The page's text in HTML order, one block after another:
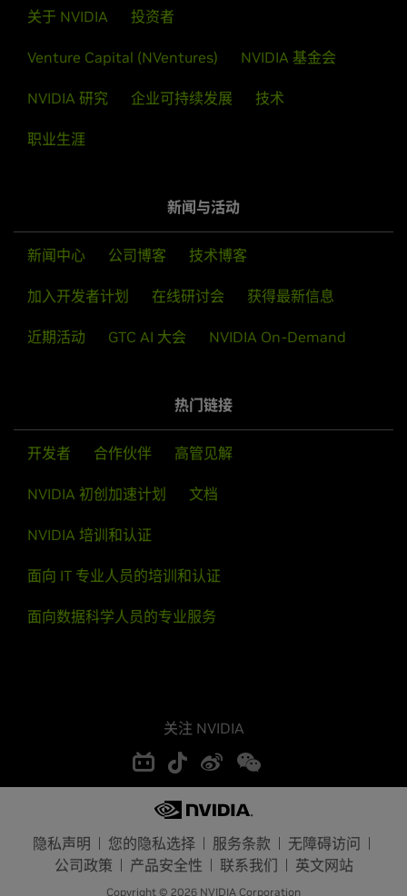
关于 NVIDIA 投资者
Venture Capital (NVentures) NVIDIA 基金会
NVIDIA 研究 企业可持续发展 技术
职业生涯
新闻与活动
新闻中心 公司博客 技术博客
加入开发者计划 在线研讨会 获得最新信息
近期活动 GTC AI 大会 NVIDIA On-Demand
热门链接
开发者 合作伙伴 高管见解
NVIDIA 初创加速计划 文档
NVIDIA 培训和认证
面向 IT 专业人员的培训和认证
面向数据科学人员的专业服务
关注 NVIDIA
隐私声明 您的隐私选择 服务条款
无障碍访问
公司政策
产品安全性 联系我们 英文网站
Copyright © 2026 NVIDIA Corporation